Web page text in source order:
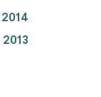
2014
2013